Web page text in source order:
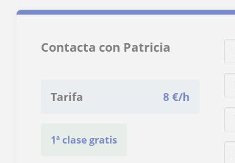
Contacta con Patricia
Tarifa 8 €/h
1ª clase gratis